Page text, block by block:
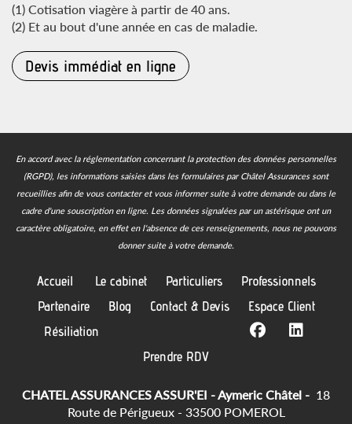
(1) Cotisation viagère à partir de 40 ans.
(2) Et au bout d'une année en cas de maladie.
Devis immédiat en ligne
En accord avec la réglementation concernant la protection des données personnelles
(RGPD), les informations saisies dans les formulaires par Châtel Assurances sont
recueillies afin de vous contacter et vous informer suite à votre demande ou dans le
cadre d'une souscription en ligne. Les données signalées par un astérisque ont un
caractère obligatoire, en effet en l'absence de ces renseignements, nous ne pouvons
donner suite à votre demande.
Accueil Le cabinet Particuliers
Professionnels
Partenaire
Blog Contact & Devis
Espace Client
Résiliation
Prendre RDV
CHATEL ASSURANCES ASSUR'EI - Aymeric Châtel - 18
Route de Périgueux - 33500 POMEROL